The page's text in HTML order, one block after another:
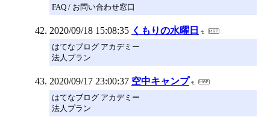
FAQ / お問い合わせ窓口
2020/09/18 15:08:35 くもりの水曜日
はてなブログ アカデミー
法人プラン
2020/09/17 23:00:37 空中キャンプ
はてなブログ アカデミー
法人プラン